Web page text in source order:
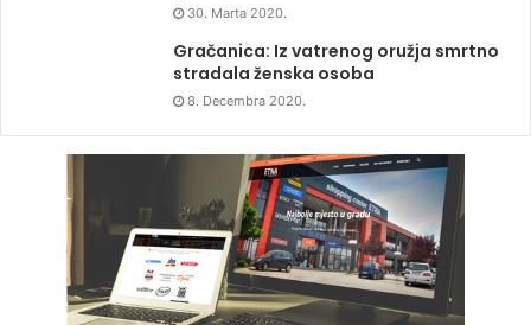
30. Marta 2020.
Gračanica: Iz vatrenog oružja smrtno
stradala ženska osoba
8. Decembra 2020.